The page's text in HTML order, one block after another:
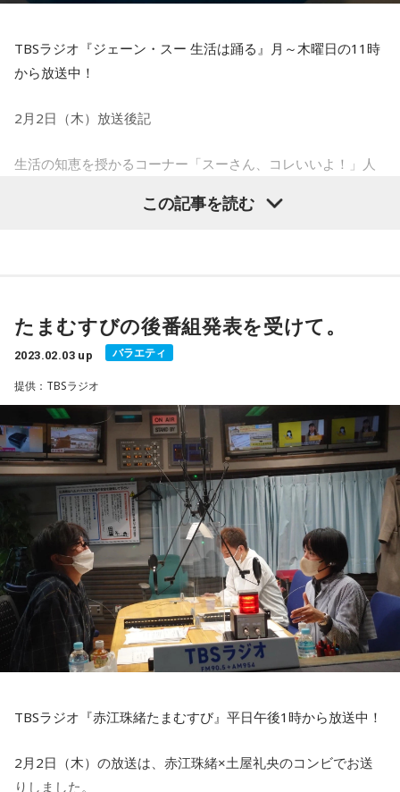
TBSラジオ『ジェーン・スー 生活は踊る』月～木曜日の11時
から放送中！
2月2日（木）放送後記
生活の知恵を授かるコーナー「スーさん、コレいいよ！」人
養士の佐藤樹里さんにお話を伺いました。チャーハンと聞く
ント、キッチンカーでの販売などチャー活動に勤しむように
なり、現在はダイエット炒飯など、栄養バランスをしっかり
と考えたレシピも作っていらっしゃいます。
ダイエットにも筋肉増量にもオススメ！高タンパク
マッスル炒飯！
▼材料(1人前)
ごはん100g
卵1個
鶏むねひき肉100g
香味ペースト適量（鶏ガラの素などでもOK）
▼調理手順
この記事を読む
たまむすびの後番組発表を受けて。
2023.02.03 up バラエティ
提供：TBSラジオ
TBSラジオ『赤江珠緒たまむすび』平日午後1時から放送中！
2月2日（木）の放送は、赤江珠緒×土屋礼央のコンビでお送
りしました。